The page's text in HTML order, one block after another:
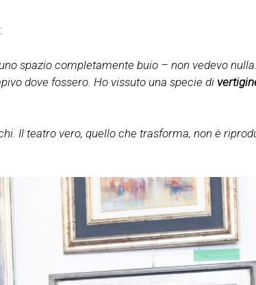
spazio completamente buio – non vedevo
dove fossero. Ho vissuto una specie di
Il teatro vero, quello che trasforma, non è